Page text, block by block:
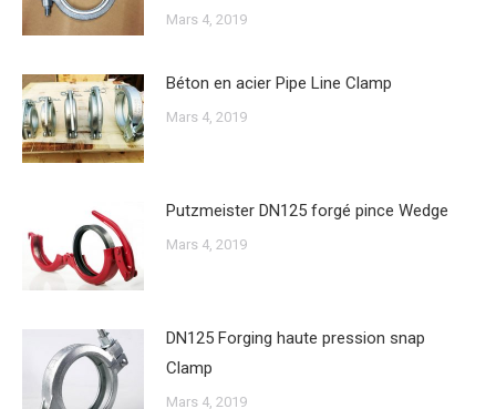
Mars 4, 2019
Béton en acier Pipe Line Clamp
Mars 4, 2019
Putzmeister DN125 forgé pince Wedge
Mars 4, 2019
DN125 Forging haute pression snap
Clamp
Mars 4, 2019